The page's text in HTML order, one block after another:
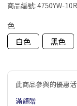
商品編號: 4750YW-10R
色
白色
黑色
此商品參與的優惠
滿額贈